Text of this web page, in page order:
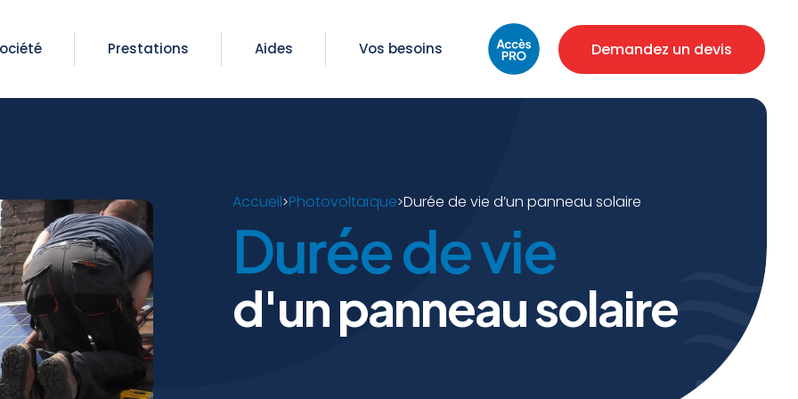
Prestations Aides Vos besoins Demandez un devis
Accueil>Photovoltaïque>Durée de vie d’un panneau solaire
Durée de vie
d'un panneau solaire